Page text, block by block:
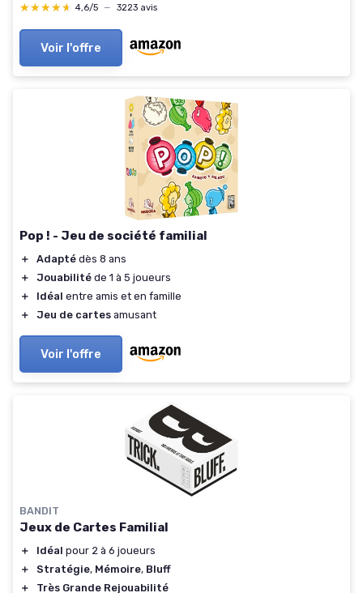
★★★★★
★★★★★ 4,6/5 — 3223 avis
Voir l'offre
Pop ! - Jeu de société familial
＋ Adapté dès 8 ans
＋
Jouabilité de 1 à 5 joueurs
＋
Idéal entre amis et en famille
＋
Jeu de cartes amusant
Voir l'offre
BANDIT
Jeux de Cartes Familial
＋ Idéal pour 2 à 6 joueurs
＋
Stratégie, Mémoire, Bluff
＋
Très Grande Rejouabilité